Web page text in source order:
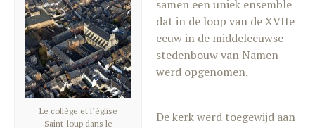
Le collège et l’église
Saint-loup dans le
samen een uniek ensemble
dat in de loop van de XVIIe
eeuw in de middeleeuwse
stedenbouw van Namen
werd opgenomen.
De kerk werd toegewijd aan